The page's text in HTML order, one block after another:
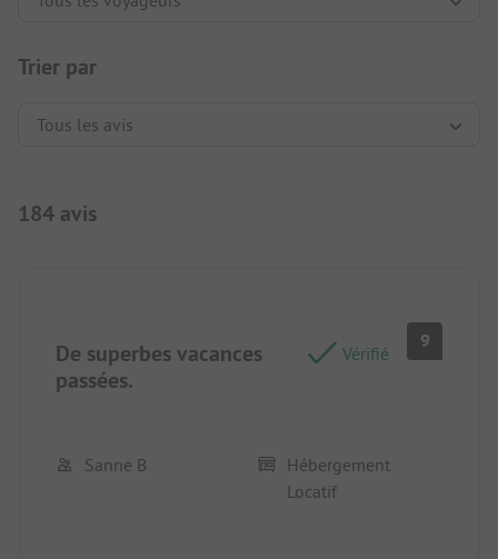
Trier par
184 avis
De superbes vacances
passées.
Vérifié
9
Sanne B
Hébergement
Locatif